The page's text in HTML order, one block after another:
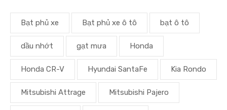
Bạt phủ xe Bạt phủ xe ô tô bạt ô tô
dầu nhớt gạt mưa Honda
Honda CR-V Hyundai SantaFe Kia Rondo
Mitsubishi Attrage Mitsubishi Pajero